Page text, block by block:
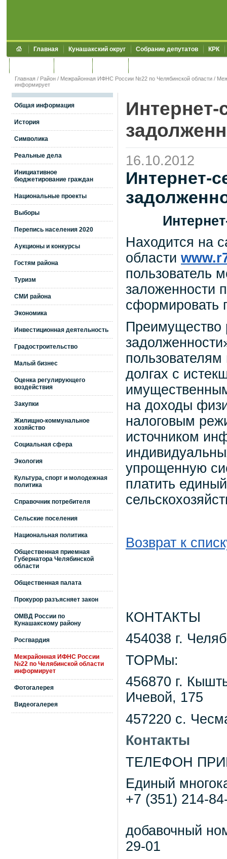
Главная Кунашакский округ Собрание депутатов КРК
Главная / Район / Межрайонная ИФНС России №22 по Челябинской области /
информирует
Общая информация
История
Символика
Реальные дела
Инициативное
бюджетирование граждан
Национальные проекты
Выборы
Перепись населения 2020
Аукционы и конкурсы
Гостям района
Туризм
СМИ района
Экономика
Инвестиционная деятельность
Градостроительство
Малый бизнес
Оценка регулирующего
воздействия
Закупки
Жилищно-коммунальное
хозяйство
Социальная сфера
Экология
Культура, спорт и молодежная
политика
Справочник потребителя
Сельские поселения
Национальная политика
Общественная приемная
Губернатора Челябинской
области
Общественная палата
Прокурор разъясняет закон
ОМВД России по
Кунашакскому району
Росгвардия
Межрайонная ИФНС России
№22 по Челябинской области
информирует
Фотогалерея
Видеогалерея
16.10.2012
Интернет-
Находится на
области
пользователь
заложенности
сформировать
Преимущество
долгах с
на доходы
налоговым
источником
упрощенную
платить
Возврат к
КОНТАКТЫ
454038 г.
ТОРМы:
456870 г.
Ичевой, 175
457220 с.
Контакты
ТЕЛЕФОН
Единый
+7 (351) 214-
добавочный
29-01